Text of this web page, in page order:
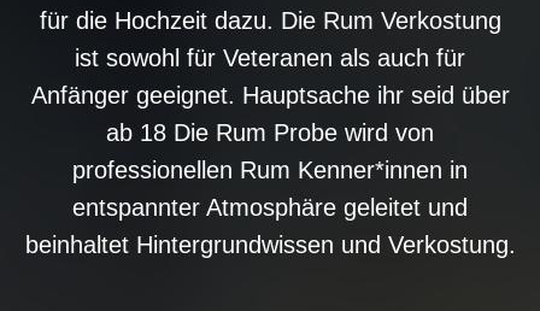
für die Hochzeit dazu. Die Rum Verkostung
ist sowohl für Veteranen als auch für
Anfänger geeignet. Hauptsache ihr seid über
ab 18 Die Rum Probe wird von
professionellen Rum Kenner*innen in
entspannter Atmosphäre geleitet und
beinhaltet Hintergrundwissen und Verkostung.